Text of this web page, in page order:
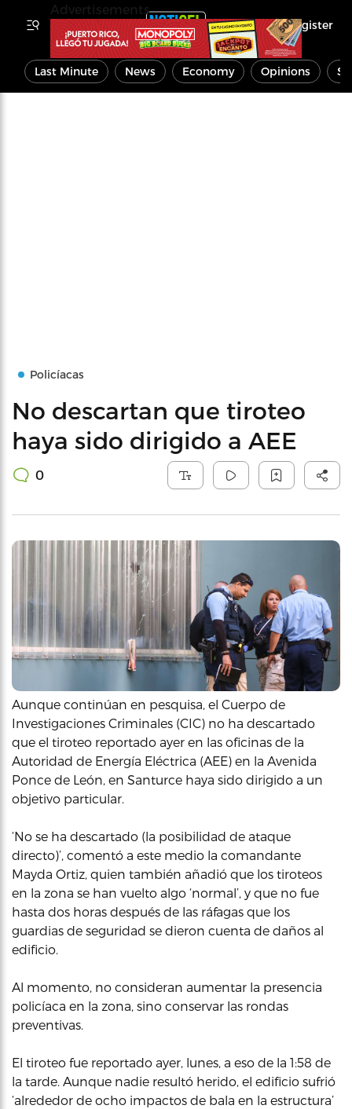
Register
Last Minute News Economy Opinions
Policíacas
No descartan que tiroteo
haya sido dirigido a AEE
0
Aunque continúan en pesquisa, el Cuerpo de
Investigaciones Criminales (CIC) no ha descartado
que el tiroteo reportado ayer en las oficinas de la
Autoridad de Energía Eléctrica (AEE) en la Avenida
Ponce de León, en Santurce haya sido dirigido a un
objetivo particular.
‘No se ha descartado (la posibilidad de ataque
directo)’, comentó a este medio la comandante
Mayda Ortiz, quien también añadió que los tiroteos
en la zona se han vuelto algo ‘normal’, y que no fue
hasta dos horas después de las ráfagas que los
guardias de seguridad se dieron cuenta de daños al
edificio.
Al momento, no consideran aumentar la presencia
policíaca en la zona, sino conservar las rondas
preventivas.
El tiroteo fue reportado ayer, lunes, a eso de la 1:58 de
la tarde. Aunque nadie resultó herido, el edificio sufrió
‘alrededor de ocho impactos de bala en la estructura’
Advertisements